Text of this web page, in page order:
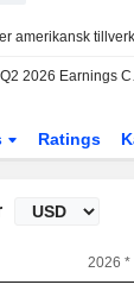
Ratings
2026 *